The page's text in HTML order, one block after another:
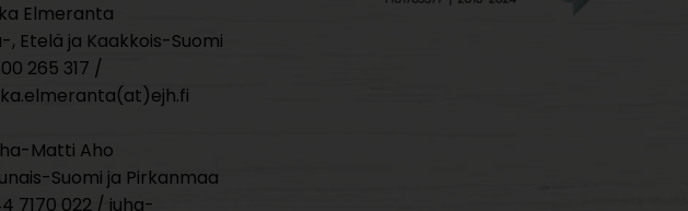
Elmeranta
, Etelä ja Kaakkois-Suomi
265 317 /
Matti Aho
Suomi ja Pirkanmaa
7170 022 / juha-